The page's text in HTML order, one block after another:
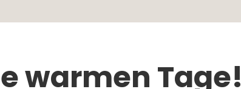
warmen Tage!